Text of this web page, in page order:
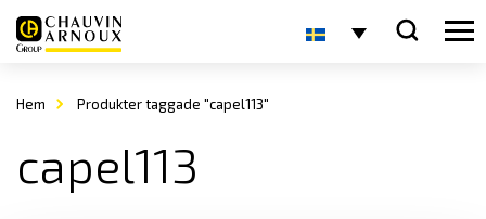
Hem Produkter taggade "capel113"
capel113